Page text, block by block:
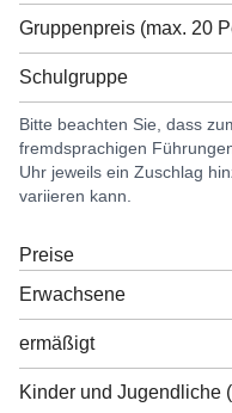
Gruppenpreis (max. 20
Schulgruppe
Bitte beachten Sie, dass
fremdsprachigen
Uhr jeweils ein Zuschlag
variieren kann.
Preise
Erwachsene
ermäßigt
Kinder und Jugendliche